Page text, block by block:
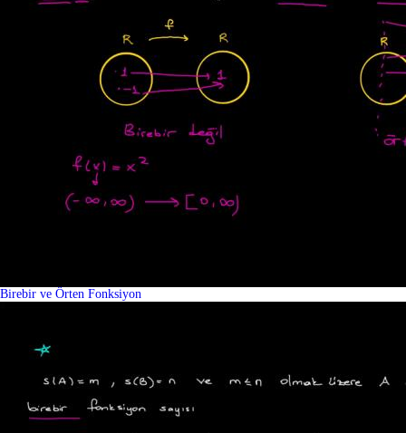
Birebir ve Örten Fonksiyon